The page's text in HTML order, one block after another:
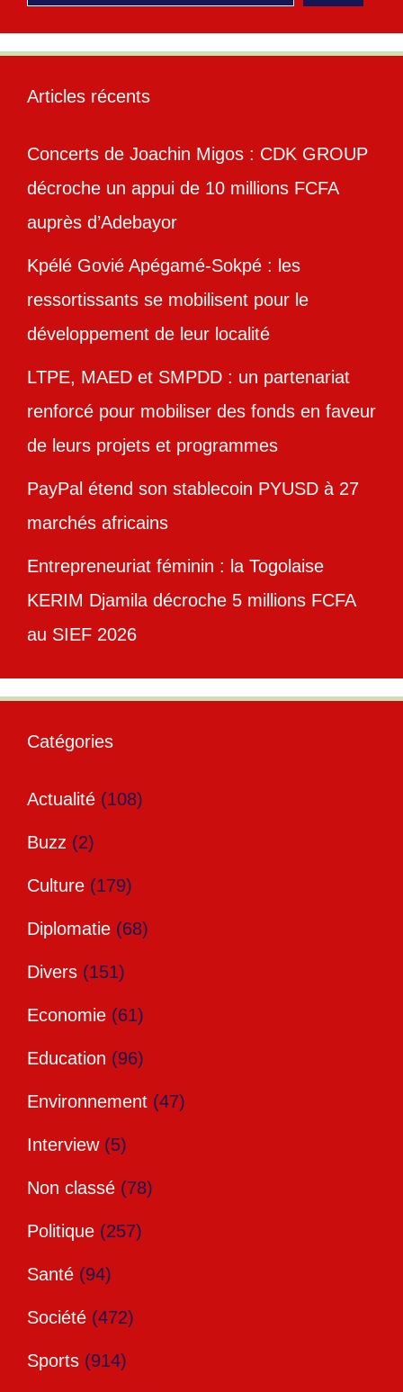
Articles récents
Concerts de Joachin Migos : CDK GROUP
décroche un appui de 10 millions FCFA
auprès d’Adebayor
Kpélé Govié Apégamé-Sokpé : les
ressortissants se mobilisent pour le
développement de leur localité
LTPE, MAED et SMPDD : un partenariat
renforcé pour mobiliser des fonds en faveur
de leurs projets et programmes
PayPal étend son stablecoin PYUSD à 27
marchés africains
Entrepreneuriat féminin : la Togolaise
KERIM Djamila décroche 5 millions FCFA
au SIEF 2026
Catégories
Actualité (108)
Buzz (2)
Culture (179)
Diplomatie (68)
Divers (151)
Economie (61)
Education (96)
Environnement (47)
Interview(5)
Non classé (78)
Politique (257)
Santé (94)
Société (472)
Sports (914)